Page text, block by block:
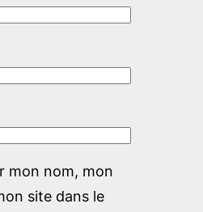
mon nom, mon
site dans le